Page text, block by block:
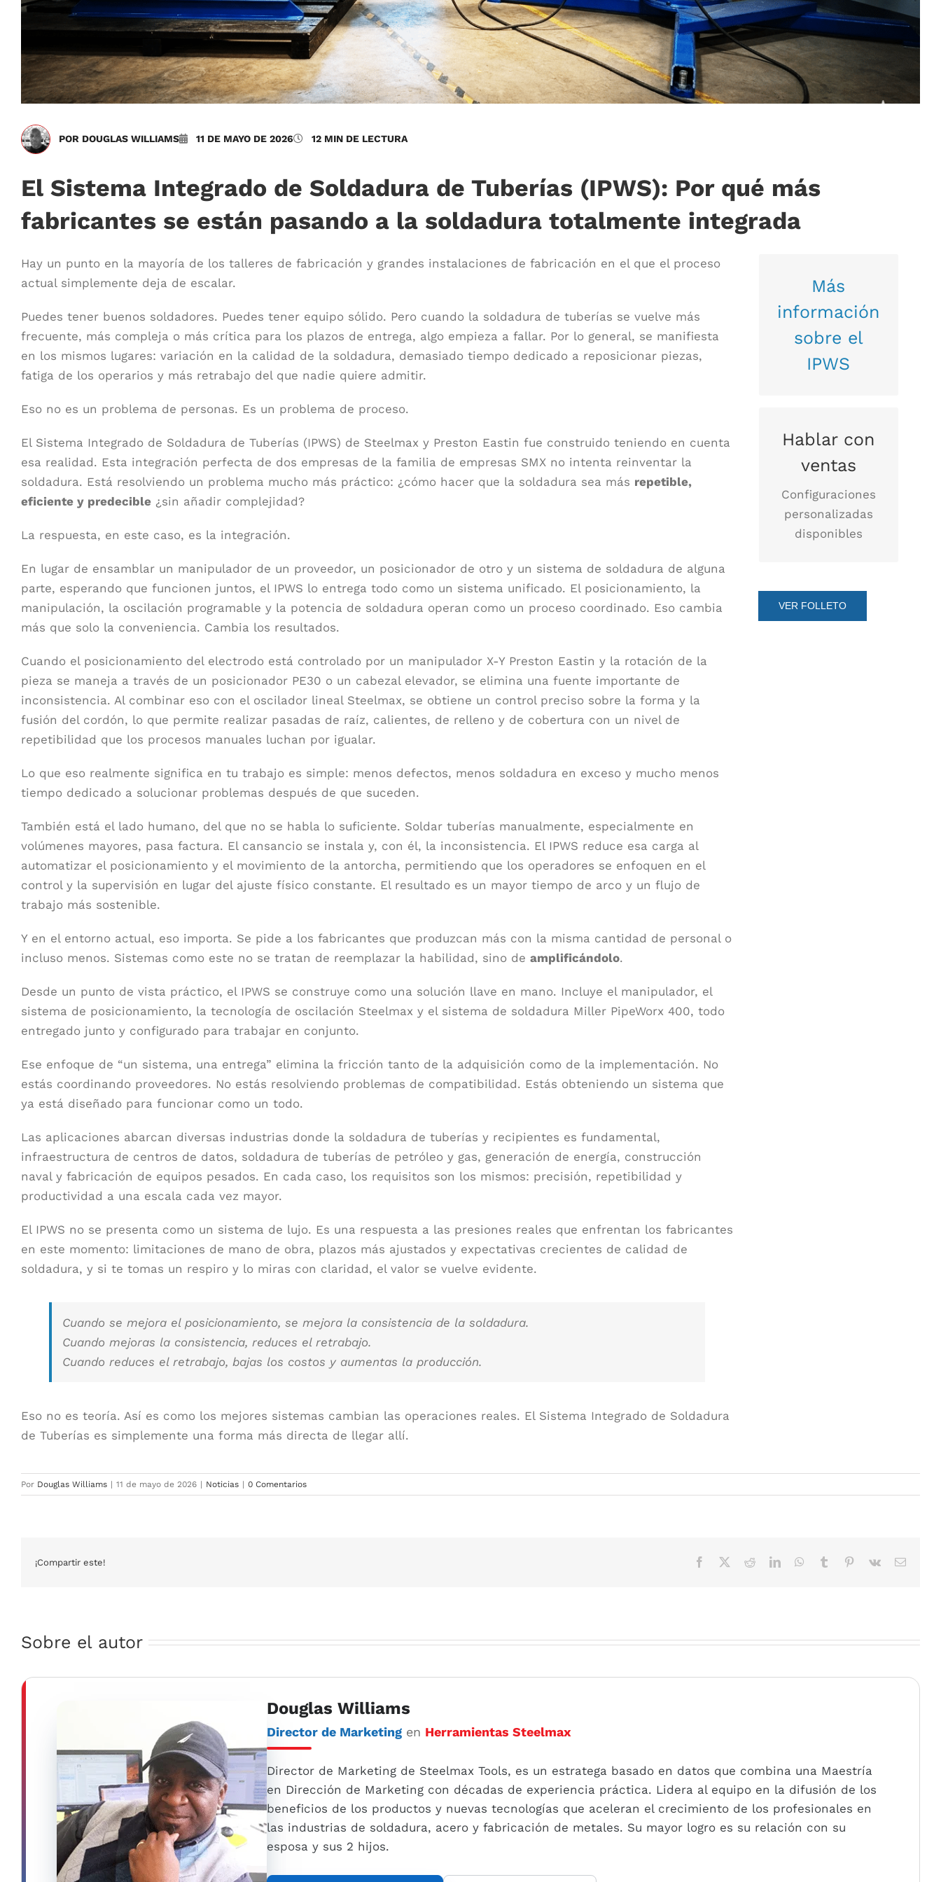
POR DOUGLAS WILLIAMS 11 DE MAYO DE 2026 12 MIN DE LECTURA
El Sistema Integrado de Soldadura de Tuberías (IPWS): Por qué más
fabricantes se están pasando a la soldadura totalmente integrada
Hay un punto en la mayoría de los talleres de fabricación y grandes instalaciones de fabricación en el que el proceso
actual simplemente deja de escalar.
Puedes tener buenos soldadores. Puedes tener equipo sólido. Pero cuando la soldadura de tuberías se vuelve más
frecuente, más compleja o más crítica para los plazos de entrega, algo empieza a fallar. Por lo general, se manifiesta
en los mismos lugares: variación en la calidad de la soldadura, demasiado tiempo dedicado a reposicionar piezas,
fatiga de los operarios y más retrabajo del que nadie quiere admitir.
Eso no es un problema de personas. Es un problema de proceso.
El Sistema Integrado de Soldadura de Tuberías (IPWS) de Steelmax y Preston Eastin fue construido teniendo en cuenta
esa realidad. Esta integración perfecta de dos empresas de la familia de empresas SMX no intenta reinventar la
soldadura. Está resolviendo un problema mucho más práctico: ¿cómo hacer que la soldadura sea más repetible,
eficiente y predecible¿sin añadir complejidad?
La respuesta, en este caso, es la integración.
En lugar de ensamblar un manipulador de un proveedor, un posicionador de otro y un sistema de soldadura de alguna
parte, esperando que funcionen juntos, el IPWS lo entrega todo como un sistema unificado. El posicionamiento, la
manipulación, la oscilación programable y la potencia de soldadura operan como un proceso coordinado. Eso cambia
más que solo la conveniencia. Cambia los resultados.
Cuando el posicionamiento del electrodo está controlado por un manipulador X-Y Preston Eastin y la rotación de la
pieza se maneja a través de un posicionador PE30 o un cabezal elevador, se elimina una fuente importante de
inconsistencia. Al combinar eso con el oscilador lineal Steelmax, se obtiene un control preciso sobre la forma y la
fusión del cordón, lo que permite realizar pasadas de raíz, calientes, de relleno y de cobertura con un nivel de
repetibilidad que los procesos manuales luchan por igualar.
Lo que eso realmente significa en tu trabajo es simple: menos defectos, menos soldadura en exceso y mucho menos
tiempo dedicado a solucionar problemas después de que suceden.
También está el lado humano, del que no se habla lo suficiente. Soldar tuberías manualmente, especialmente en
volúmenes mayores, pasa factura. El cansancio se instala y, con él, la inconsistencia. El IPWS reduce esa carga al
automatizar el posicionamiento y el movimiento de la antorcha, permitiendo que los operadores se enfoquen en el
control y la supervisión en lugar del ajuste físico constante. El resultado es un mayor tiempo de arco y un flujo de
trabajo más sostenible.
Y en el entorno actual, eso importa. Se pide a los fabricantes que produzcan más con la misma cantidad de personal o
incluso menos. Sistemas como este no se tratan de reemplazar la habilidad, sino de amplificándolo.
Desde un punto de vista práctico, el IPWS se construye como una solución llave en mano. Incluye el manipulador, el
sistema de posicionamiento, la tecnología de oscilación Steelmax y el sistema de soldadura Miller PipeWorx 400, todo
entregado junto y configurado para trabajar en conjunto.
Ese enfoque de “un sistema, una entrega” elimina la fricción tanto de la adquisición como de la implementación. No
estás coordinando proveedores. No estás resolviendo problemas de compatibilidad. Estás obteniendo un sistema que
ya está diseñado para funcionar como un todo.
Las aplicaciones abarcan diversas industrias donde la soldadura de tuberías y recipientes es fundamental,
infraestructura de centros de datos, soldadura de tuberías de petróleo y gas, generación de energía, construcción
naval y fabricación de equipos pesados. En cada caso, los requisitos son los mismos: precisión, repetibilidad y
productividad a una escala cada vez mayor.
El IPWS no se presenta como un sistema de lujo. Es una respuesta a las presiones reales que enfrentan los fabricantes
en este momento: limitaciones de mano de obra, plazos más ajustados y expectativas crecientes de calidad de
soldadura, y si te tomas un respiro y lo miras con claridad, el valor se vuelve evidente.
Cuando se mejora el posicionamiento, se mejora la consistencia de la soldadura.
Cuando mejoras la consistencia, reduces el retrabajo.
Cuando reduces el retrabajo, bajas los costos y aumentas la producción.
Eso no es teoría. Así es como los mejores sistemas cambian las operaciones reales. El Sistema Integrado de Soldadura
de Tuberías es simplemente una forma más directa de llegar allí.
Más
información
sobre el
IPWS
Haz clic para más
Hablar con
ventas
Configuraciones
personalizadas
disponibles
Contáctenos
VER FOLLETO
Por Douglas Williams | 11 de mayo de 2026 | Noticias | 0 Comentarios
¡Compartir este! Facebook RedditLinkedInWhatsApp
Tumblr Pinterest
Vk Email
Sobre el autor
Douglas Williams
Director de Marketing en Herramientas Steelmax
Director de Marketing de Steelmax Tools, es un estratega basado en datos que combina una Maestría
en Dirección de Marketing con décadas de experiencia práctica. Lidera al equipo en la difusión de los
beneficios de los productos y nuevas tecnologías que aceleran el crecimiento de los profesionales en
las industrias de soldadura, acero y fabricación de metales. Su mayor logro es su relación con su
esposa y sus 2 hijos.